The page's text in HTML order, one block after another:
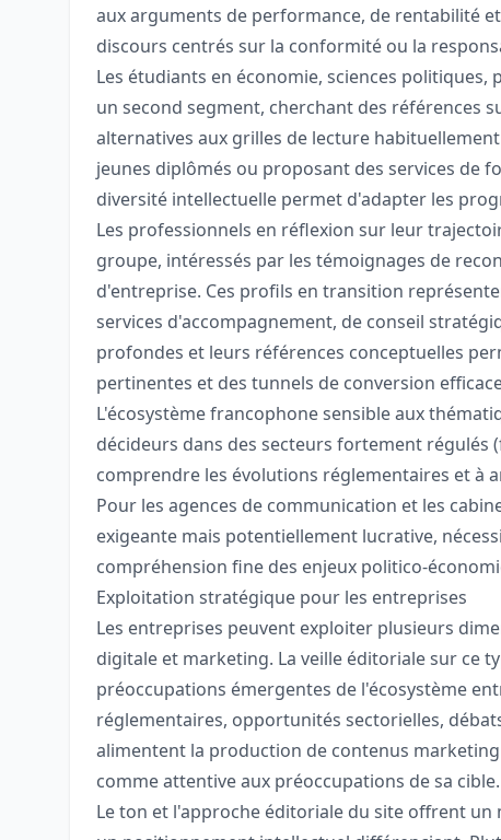
aux arguments de performance, de rentabilité
discours centrés sur la conformité ou la
Les étudiants en économie, sciences
un second segment, cherchant des références
alternatives aux grilles de lecture
jeunes diplômés ou proposant des services de
diversité intellectuelle permet d'adapter les
Les professionnels en réflexion sur leur
groupe, intéressés par les témoignages de
d'entreprise. Ces profils en transition
services d'accompagnement, de conseil
profondes et leurs références conceptuelles
pertinentes et des tunnels de conversion
L'écosystème francophone sensible aux
décideurs dans des secteurs fortement régulés
comprendre les évolutions réglementaires et à
Pour les agences de communication et les
exigeante mais potentiellement lucrative,
compréhension fine des enjeux politico-
Exploitation stratégique pour les entreprises
Les entreprises peuvent exploiter plusieurs
digitale et marketing. La veille éditoriale sur ce
préoccupations émergentes de l'écosystème
réglementaires, opportunités sectorielles,
alimentent la production de contenus
comme attentive aux préoccupations de sa cible.
Le ton et l'approche éditoriale du site offrent